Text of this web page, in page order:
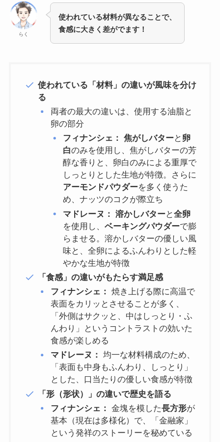
らく
使われている材料が異なることで、
食感に大きく差がでます！
使われている「材料」の違いが風味を分け
る
両者の最大の違いは、使用する油脂と
卵の部分
フィナンシェ： 焦がしバターと 卵
白のみを使用し、焦がしバターの芳
醇な香りと、卵白のみによる重厚で
しっとりとした生地が特徴。さらに
アーモンドパウダーを多く使うた
め、ナッツのコクが際立ち
マドレーヌ： 溶かしバターと全卵
を使用し、ベーキングパウダーで膨
らませる。溶かしバターの優しい風
味と、全卵によるふんわりとした軽
やかな生地が特徴
「食感」の違いがもたらす満足感
フィナンシェ： 焼き上げる際に高温で
表面をカリッとさせることが多く、
「外側はサクッと、中はしっとり・ふ
んわり」というコントラストの効いた
食感が楽しめる
マドレーヌ： 均一な材料構成のため、
「表面も中身もふんわり、しっとり」
とした、口当たりの優しい食感が特徴
「形（形状）」の違いで歴史を語る
フィナンシェ： 金塊を模した長方形が
基本（現在は多様化）で、「金融家」
という発祥のストーリーを秘めている